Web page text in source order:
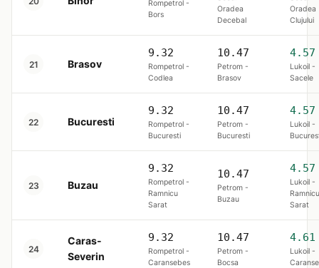
Rompetrol -
Bors
Oradea
Decebal
Oradea
Clujului
21 Brasov
9.32
Rompetrol -
Codlea
10.47
Petrom -
Brasov
4.57
Lukoil -
Sacele
22 Bucuresti
9.32
Rompetrol -
Bucuresti
10.47
Petrom -
Bucuresti
4.57
Lukoil -
23 Buzau
9.32
Rompetrol -
Ramnicu
Sarat
10.47
Petrom -
Buzau
4.57
Lukoil -
Ramnicu
Sarat
24
Caras-
Severin
9.32
Rompetrol -
Caransebes
10.47
Petrom -
Bocsa
4.61
Lukoil -